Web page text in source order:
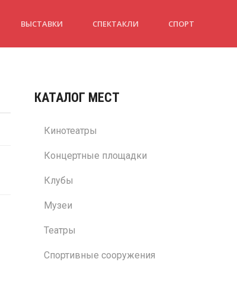
ВЫСТАВКИ СПЕКТАКЛИ СПОРТ
КАТАЛОГ МЕСТ
Кинотеатры
Концертные площадки
Клубы
Музеи
Театры
Спортивные сооружения